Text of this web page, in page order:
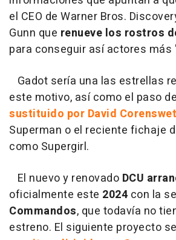
el CEO de Warner Bros.
Gunn que renueve los rostros
para conseguir así actores más
Gadot sería una las estrellas
este motivo, así como el paso de
sustituido por David Corenswet
Superman o el reciente fichaje
como Supergirl.
El nuevo y renovado DCU
oficialmente este 2024 con la
Commandos, que todavía no
estreno. El siguiente proyecto